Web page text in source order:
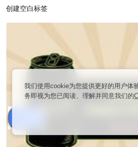
创建空白标签
我们使用cookie为您提供更好的用户体
务即视为您已阅读、理解并同意我们的